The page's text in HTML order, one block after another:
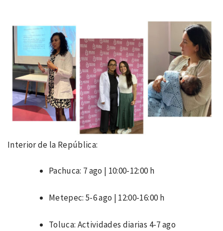
Interior de la República:
Pachuca: 7 ago | 10:00-12:00 h
Metepec: 5-6 ago | 12:00-16:00 h
Toluca: Actividades diarias 4-7 ago